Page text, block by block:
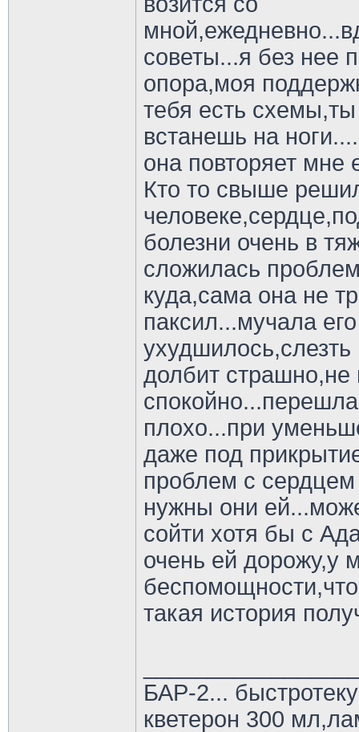
советы...я без нее
опора,моя
тебя есть
встанешь на
она повторяет мне
Кто то свыше
болезни очень в
сложилась
куда,сама она не
паксил...мучала
долбит
плохо...при
даже под
проблем с
нужны они
сойти хотя бы с
очень ей дорожу,у
такая история
БАР-2...
кветерон 300